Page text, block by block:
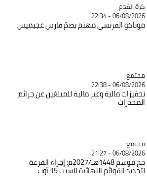
Catégorie
كرة القدم
06/08/2026 - 22:34
موناكو الفرنسي مهتم بضمّ فارس غجيميس
Catégorie
مجتمع
06/08/2026 - 22:38
تحفيزات مالية وغير مالية للمبلغين عن جرائم
المخدرات
Catégorie
مجتمع
06/08/2026 - 21:27
حج موسم 1448هـ/2027م: إجراء القرعة
لتحديد القوائم النهائية السبت 15 أوت